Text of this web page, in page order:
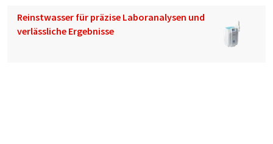
Reinstwasser für präzise Laboranalysen und
verlässliche Ergebnisse